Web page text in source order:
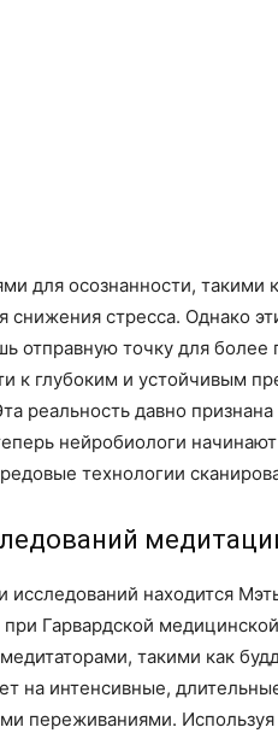
для осознанности, такими
стресса. Однако
отправную точку для
к глубоким и устойчивым
реальность давно
нейробиологи
технологии
исследований находится
Гарвардской
такими как
на интенсивные,
переживаниями.